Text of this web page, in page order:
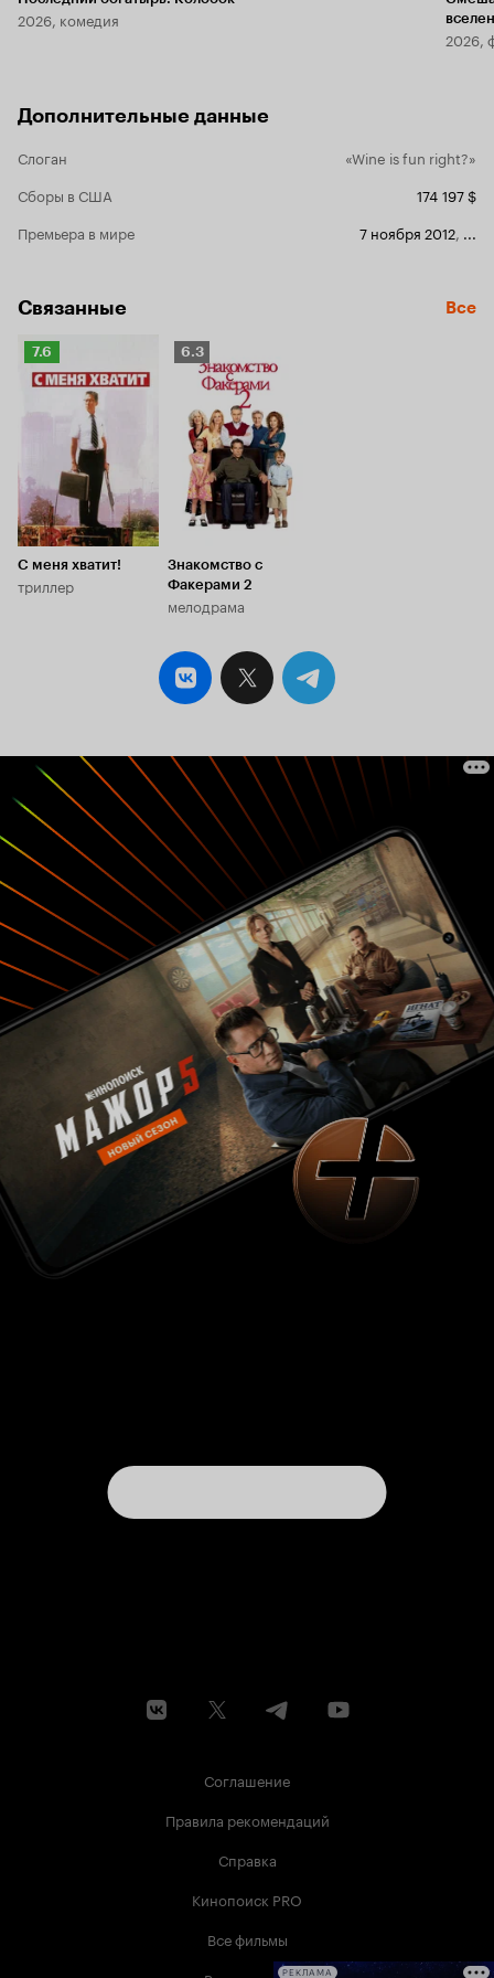
2026, комедия
2026,
Дополнительные данные
Слоган
«Wine is fun right?»
Сборы в США
174 197 $
Премьера в мире
7 ноября 2012, ...
Связанные Все
Рейтинг
Кинопоиска
7.6
С меня хватит!
триллер
Рейтинг
Кинопоиска
6.3
Знакомство с
Факерами 2
мелодрама
Соглашение
Правила рекомендаций
Справка
Кинопоиск PRO
Все фильмы
РЕКЛАМА